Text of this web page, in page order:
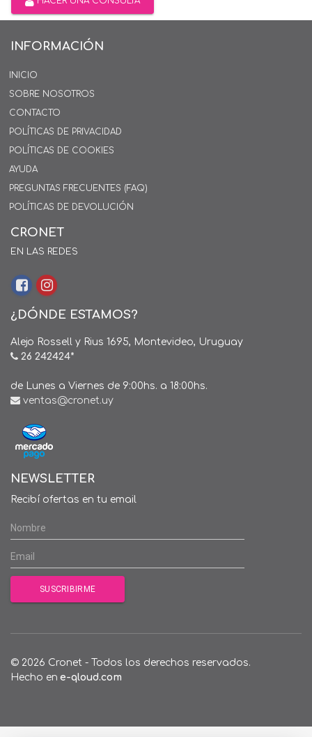
INFORMACIÓN
INICIO
SOBRE NOSOTROS
CONTACTO
POLÍTICAS DE PRIVACIDAD
POLÍTICAS DE COOKIES
AYUDA
PREGUNTAS FRECUENTES (FAQ)
POLÍTICAS DE DEVOLUCIÓN
CRONET
EN LAS REDES
¿DÓNDE ESTAMOS?
Alejo Rossell y Rius 1695, Montevideo, Uruguay
26 242424*
de Lunes a Viernes de 9:00hs. a 18:00hs.
ventas@cronet.uy
NEWSLETTER
Recibí ofertas en tu email
© 2026 Cronet - Todos los derechos reservados.
Hecho en e-qloud.com